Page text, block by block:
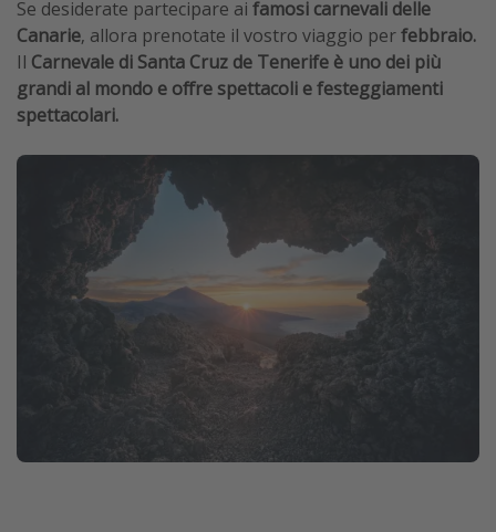
Se desiderate partecipare ai famosi carnevali delle
Canarie, allora prenotate il vostro viaggio perfebbraio.
Il Carnevale di Santa Cruz de Tenerife è uno dei più
grandi al mondo e offre spettacoli e festeggiamenti
spettacolari.